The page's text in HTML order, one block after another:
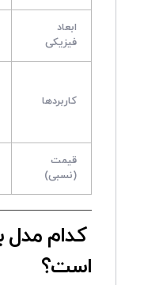
ابعاد
فیزیکی
کاربردها
قیمت
(نسبی)
کدام مدل
است؟